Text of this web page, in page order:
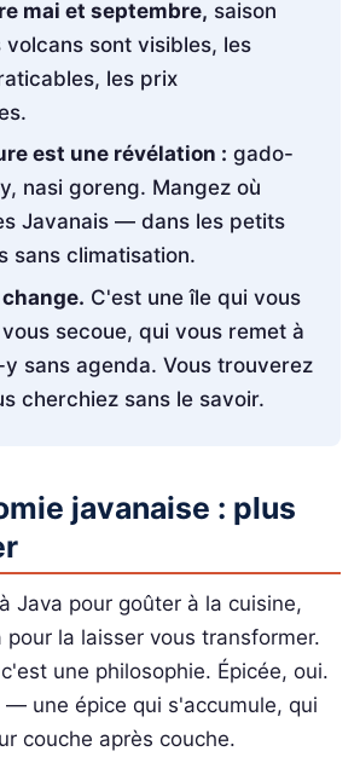
mai et septembre, saison
volcans sont visibles, les
les prix
est une révélation : gado-
nasi goreng. Mangez où
Javanais — dans les petits
sans climatisation.
C'est une île qui vous
secoue, qui vous remet à
y sans agenda. Vous trouverez
cherchiez sans le savoir.
javanaise : plus
Java pour goûter à la cuisine,
la laisser vous transformer.
une philosophie. Épicée, oui.
— une épice qui s'accumule, qui
couche après couche.